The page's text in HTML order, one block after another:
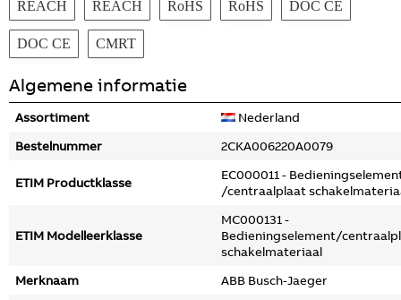
REACH REACH RoHS RoHS DOC CE
DOC CE CMRT
Algemene informatie
Assortiment
Nederland
Bestelnummer
2CKA006220A0079
ETIM Productklasse
EC000011 -
/centraalplaat
ETIM Modelleerklasse
MC000131 -
Bedieningselement/
schakelmateriaal
Merknaam
ABB Busch-Jaeger